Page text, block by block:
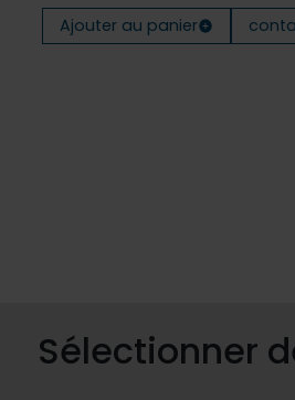
Ajouter au panier
Sélectionner